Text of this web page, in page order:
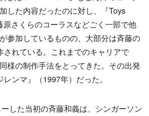
した内容だったのに対し、『Toys
原さくらのコーラスなどごく一部で他
参加しているものの、大部分は斉藤の
されている。これまでのキャリアで
様の制作手法をとってきた。その出発
ンマ』（1997年）だった。
した当初の斉藤和義は、シンガーソン